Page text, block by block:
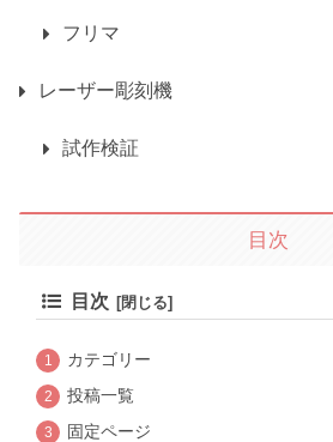
フリマ
レーザー彫刻機
試作検証
目次
目次
カテゴリー
投稿一覧
固定ページ